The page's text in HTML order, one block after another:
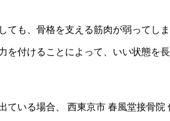
ても、骨格を支える筋肉が弱ってし
を付けることによって、いい状態を
ている場合、 西東京市 春風堂接骨